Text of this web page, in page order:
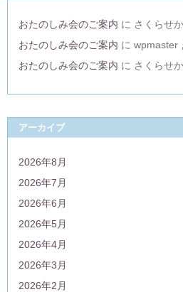
おたのしみ会のご案内 に さくらせ
おたのしみ会のご案内 に wpmaster
おたのしみ会のご案内 に さくらせ
アーカイブ
2026年8月
2026年7月
2026年6月
2026年5月
2026年4月
2026年3月
2026年2月